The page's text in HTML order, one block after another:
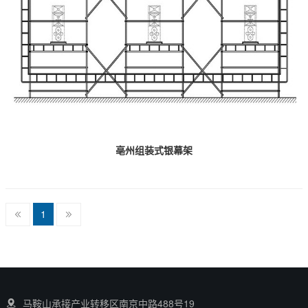
亳州组装式银幕架
1
马鞍山承接产业转移区南京中路488号19